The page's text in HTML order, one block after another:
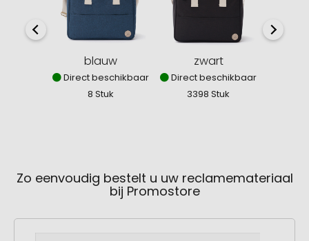
blauw
Direct beschikbaar
8 Stuk
zwart
Direct beschikbaar
3398 Stuk
Zo eenvoudig bestelt u uw reclamemateriaal
bij Promostore